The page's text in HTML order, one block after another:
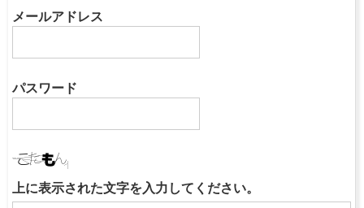
メールアドレス
パスワード
上に表示された文字を入力してください。